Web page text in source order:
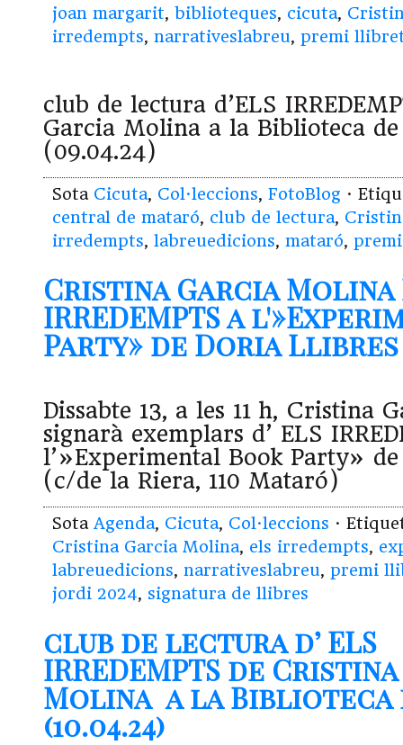
joan margarit, biblioteques, cicuta,
irredempts, narrativeslabreu, premi
club de lectura d’ELS
Garcia Molina a la Biblioteca
(09.04.24)
Sota Cicuta, Col·leccions, FotoBlog ·
central de mataró, club de lectura,
irredempts, labreuedicions, mataró,
Cristina Garcia Molina
IRREDEMPTS a
Party» de Doria Llibres
Dissabte 13, a les 11 h, Cristina
signarà exemplars d’ ELS
l’»Experimental Book Party»
(c/de la Riera, 110 Mataró)
Sota Agenda, Cicuta, Col·leccions ·
Cristina Garcia Molina, els irredempts,
labreuedicions, narrativeslabreu, premi
jordi 2024, signatura de llibres
club de lectura d’ ELS
IRREDEMPTS de
Molina a la Biblioteca
(10.04.24)